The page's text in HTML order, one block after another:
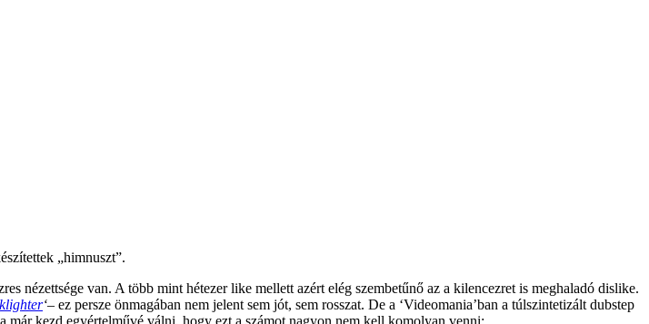
„himnuszt”.
nézettsége van. A több mint hétezer like mellett azért elég szembetűnő az a kilencezret is meghaladó dislike.
‘– ez persze önmagában nem jelent sem jót, sem rosszat. De a ‘Videomania’ban a túlszintetizált dubstep
kezd egyértelművé válni, hogy ezt a számot nagyon nem kell komolyan venni: